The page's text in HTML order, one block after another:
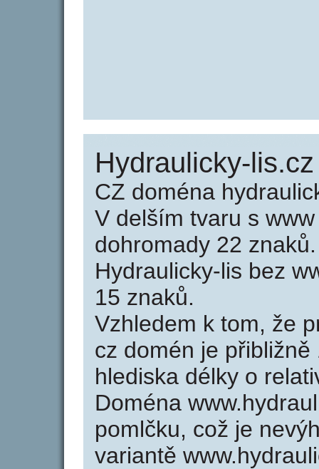
Hydraulicky-
CZ doména
V delším tvaru s
dohromady 22
Hydraulicky-lis bez
15 znaků.
Vzhledem k tom, že
cz domén je
hlediska délky o
Doména
pomlčku, což je
variantě